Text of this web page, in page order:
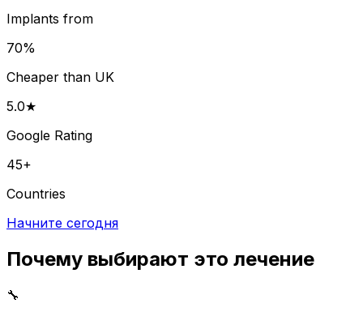
Implants from
70%
Cheaper than UK
5.0★
Google Rating
45+
Countries
Начните сегодня
Почему выбирают это лечение
🔧